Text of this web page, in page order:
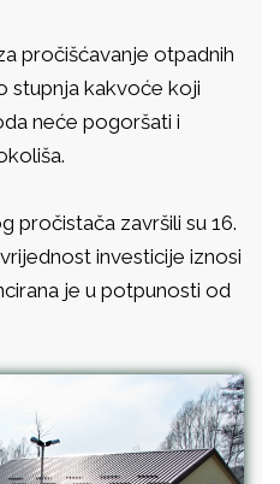
pročišćavanje otpadnih
stupnja kakvoće koji
neće pogoršati i
pročistača završili su 16.
investicije iznosi
je u potpunosti od